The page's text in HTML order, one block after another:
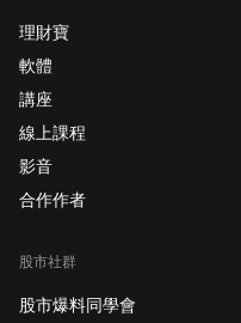
理財寶
軟體
講座
線上課程
影音
合作作者
股市社群
股市爆料同學會